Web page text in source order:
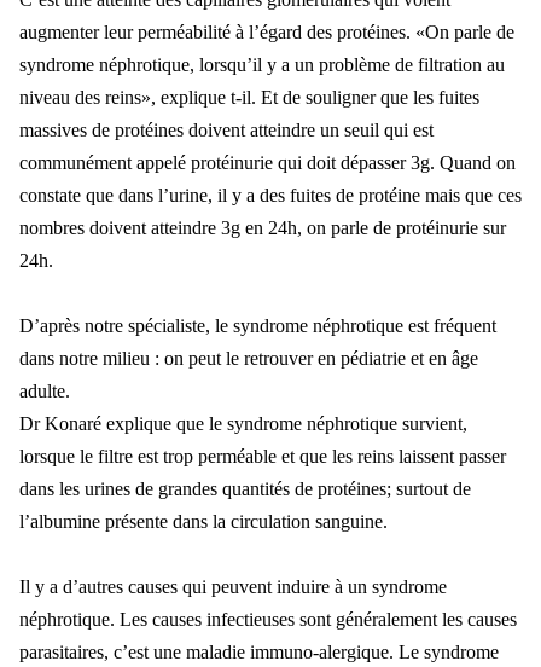
augmenter leur perméabilité à l’égard des protéines. «On parle de
syndrome néphrotique, lorsqu’il y a un problème de filtration au
niveau des reins», explique t-il. Et de souligner que les fuites
massives de protéines doivent atteindre un seuil qui est
communément appelé protéinurie qui doit dépasser 3g. Quand on
constate que dans l’urine, il y a des fuites de protéine mais que ces
nombres doivent atteindre 3g en 24h, on parle de protéinurie sur
24h.
D’après notre spécialiste, le syndrome néphrotique est fréquent
dans notre milieu : on peut le retrouver en pédiatrie et en âge
adulte.
Dr Konaré explique que le syndrome néphrotique survient,
lorsque le filtre est trop perméable et que les reins laissent passer
dans les urines de grandes quantités de protéines; surtout de
l’albumine présente dans la circulation sanguine.
Il y a d’autres causes qui peuvent induire à un syndrome
néphrotique. Les causes infectieuses sont généralement les causes
parasitaires, c’est une maladie immuno-alergique. Le syndrome